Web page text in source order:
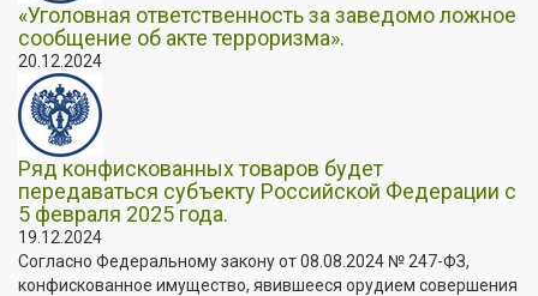
«Уголовная ответственность за заведомо ложное
сообщение об акте терроризма».
20.12.2024
Ряд конфискованных товаров будет
передаваться субъекту Российской Федерации с
5 февраля 2025 года.
19.12.2024
Согласно Федеральному закону от 08.08.2024 № 247-ФЗ,
конфискованное имущество, явившееся орудием совершения